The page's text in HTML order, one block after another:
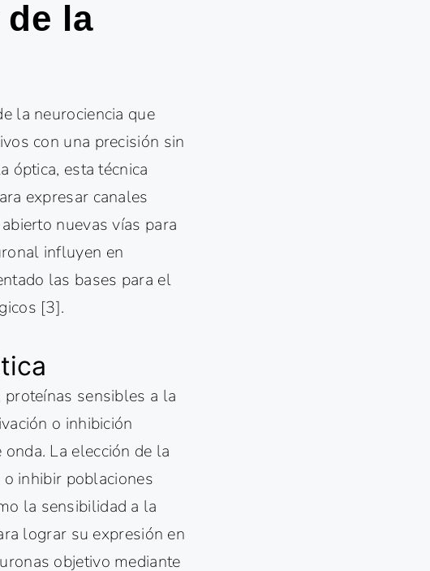
la
la neurociencia que
con una precisión sin
óptica, esta técnica
expresar canales
nuevas vías para
influyen en
las bases para el
[3].
sensibles a la
o inhibición
La elección de la
inhibir poblaciones
la sensibilidad a la
lograr su expresión en
objetivo mediante